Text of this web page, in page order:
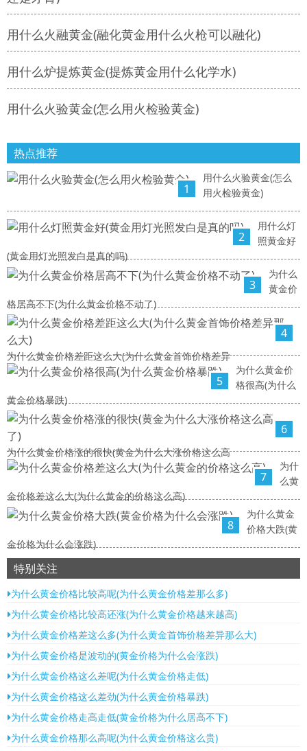
用什么火融黄金(融化黄金用什么火枪可以融化)
用什么炉提炼黄金(提炼黄金用什么化学水)
用什么火验黄金(怎么用火检验黄金)
热点推荐
1
用什么火验黄金(怎么
用火检验黄金)
2
用什么灯
照黄金好
(黄金用灯光照发白是真的吗)
3
为什么
黄金价
格居高不下(为什么黄金价格不动了)
4
为什么黄金价格差距这么大(为什么黄金首饰价格差异
5
为什么黄金价
格很高(为什么
黄金价格暴跌)
6
为什么黄金价格涨的很快(黄金为什么大涨价格这么高
7
为什
么黄
金价格差这么大(为什么黄金的价格这么高)
8
为什么黄金
价格大跌(黄
金价格为什么会涨跌)
特别关注
为什么黄金价格比较高呢(为什么黄金价格差那么多)
为什么黄金价格比较高还涨(为什么黄金价格越来越高)
为什么黄金价格差这么多(为什么黄金首饰价格差异那么大)
为什么黄金价格是波动的(黄金价格为什么会涨跌)
为什么黄金价格这么差呢(为什么黄金价格走低)
为什么黄金价格这么差劲(为什么黄金价格暴跌)
为什么黄金价格走高走低(黄金价格为什么居高不下)
为什么黄金价格那么高呢(为什么黄金价格这么贵)